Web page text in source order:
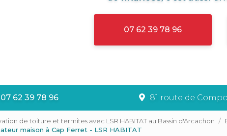
07 62 39 78 96
07 62 39 78 96 81 route de
de toiture et termites avec LSR HABITAT au Bassin d'Arcachon
maison à Cap Ferret - LSR HABITAT